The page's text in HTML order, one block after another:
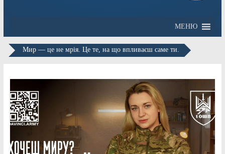
МЕНЮ
Мир — це не мрія. Це те, на що впливаєш саме ти.